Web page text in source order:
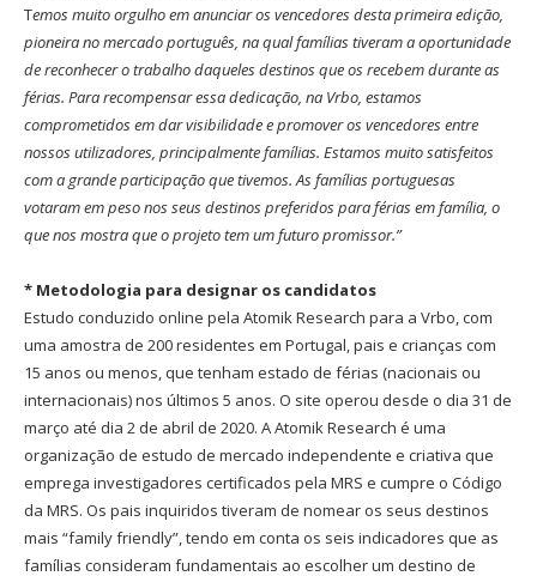
Temos muito orgulho em anunciar os vencedores desta primeira edição,
pioneira no mercado português, na qual famílias tiveram a oportunidade
de reconhecer o trabalho daqueles destinos que os recebem durante as
férias. Para recompensar essa dedicação, na Vrbo, estamos
comprometidos em dar visibilidade e promover os vencedores entre
nossos utilizadores, principalmente famílias. Estamos muito satisfeitos
com a grande participação que tivemos. As famílias portuguesas
votaram em peso nos seus destinos preferidos para férias em família, o
que nos mostra que o projeto tem um futuro promissor.”
* Metodologia para designar os candidatos
Estudo conduzido online pela Atomik Research para a Vrbo, com
uma amostra de 200 residentes em Portugal, pais e crianças com
15 anos ou menos, que tenham estado de férias (nacionais ou
internacionais) nos últimos 5 anos. O site operou desde o dia 31 de
março até dia 2 de abril de 2020. A Atomik Research é uma
organização de estudo de mercado independente e criativa que
emprega investigadores certificados pela MRS e cumpre o Código
da MRS. Os pais inquiridos tiveram de nomear os seus destinos
mais “family friendly”, tendo em conta os seis indicadores que as
famílias consideram fundamentais ao escolher um destino de